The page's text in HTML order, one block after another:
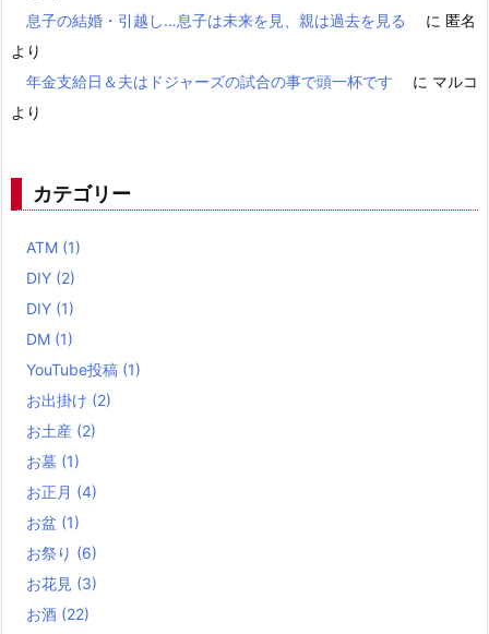
息子の結婚・引越し…息子は未来を見、親は過去を見る
に 匿名
より
年金支給日＆夫はドジャーズの試合の事で頭一杯です
に マルコ
より
カテゴリー
ATM (1)
DIY (2)
DIY (1)
DM (1)
YouTube投稿 (1)
お出掛け (2)
お土産 (2)
お墓 (1)
お正月 (4)
お盆 (1)
お祭り (6)
お花見 (3)
お酒 (22)